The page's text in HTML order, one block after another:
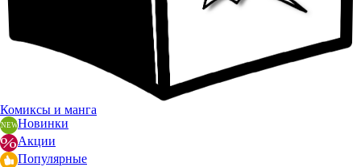
Комиксы и манга
Новинки
Акции
Популярные